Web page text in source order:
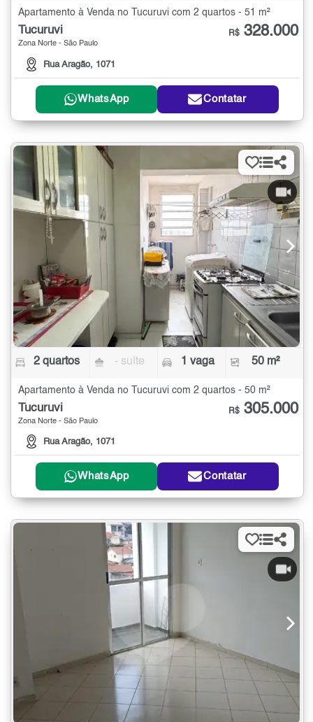
Apartamento à Venda no Tucuruvi com 2 quartos - 51 m²
Tucuruvi
Zona Norte - São Paulo
Rua Aragão, 1071
R$ 328.000
WhatsApp Contatar
2 quartos - suíte 1 vaga 50 m²
Apartamento à Venda no Tucuruvi com 2 quartos - 50 m²
Tucuruvi
Zona Norte - São Paulo
Rua Aragão, 1071
R$ 305.000
WhatsApp Contatar